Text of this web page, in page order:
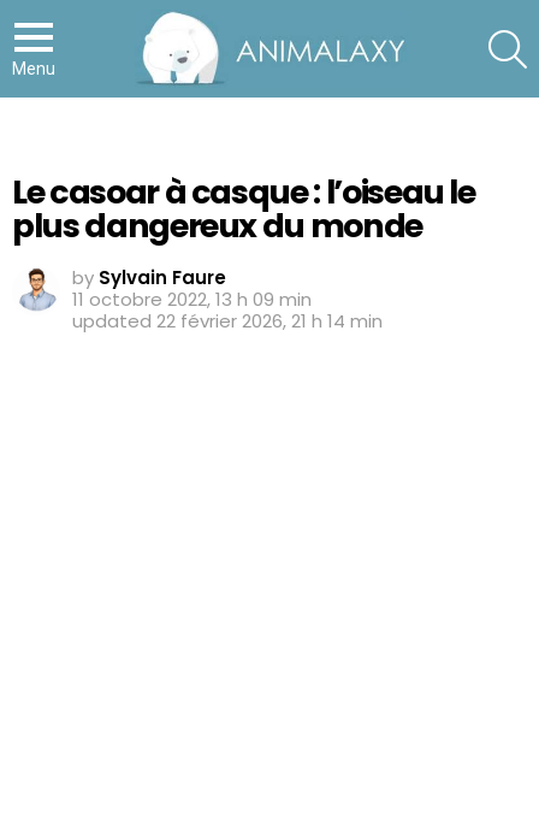
Menu
Le casoar à casque : l’oiseau le
plus dangereux du monde
by Sylvain Faure
11 octobre 2022, 13 h 09 min
updated 22 février 2026, 21 h 14 min